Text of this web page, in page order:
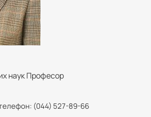
наук Професор
(044) 527-89-66